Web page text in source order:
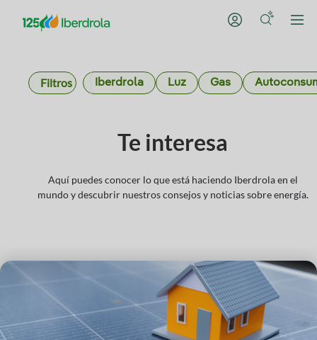
Filtros Iberdrola Luz Gas
Te interesa
Aquí puedes conocer lo que está haciendo Iberdrola en el
mundo y descubrir nuestros consejos y noticias sobre energía.